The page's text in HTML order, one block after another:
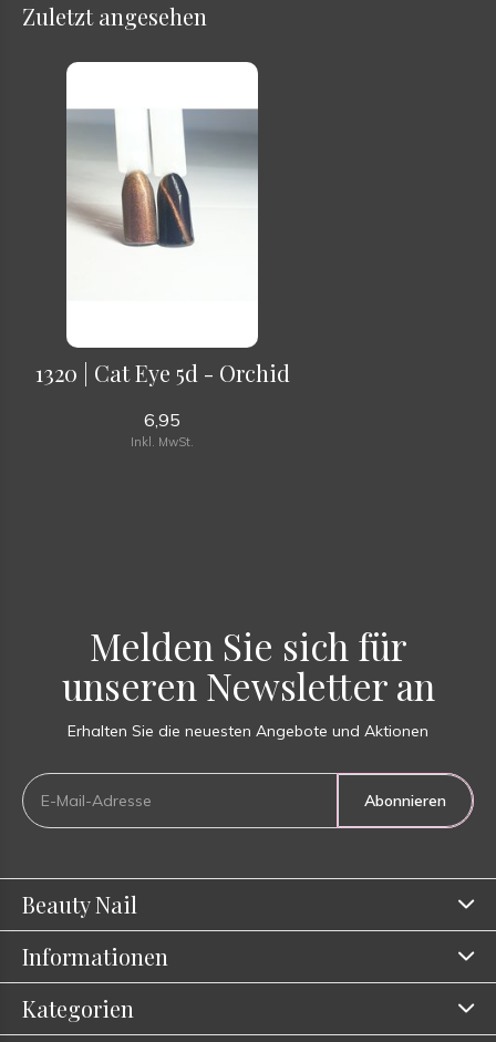
Zuletzt angesehen
1320 | Cat Eye 5d - Orchid
6,95
Inkl. MwSt.
Melden Sie sich für
unseren Newsletter an
Erhalten Sie die neuesten Angebote und Aktionen
Abonnieren
Beauty Nail
Informationen
Kategorien